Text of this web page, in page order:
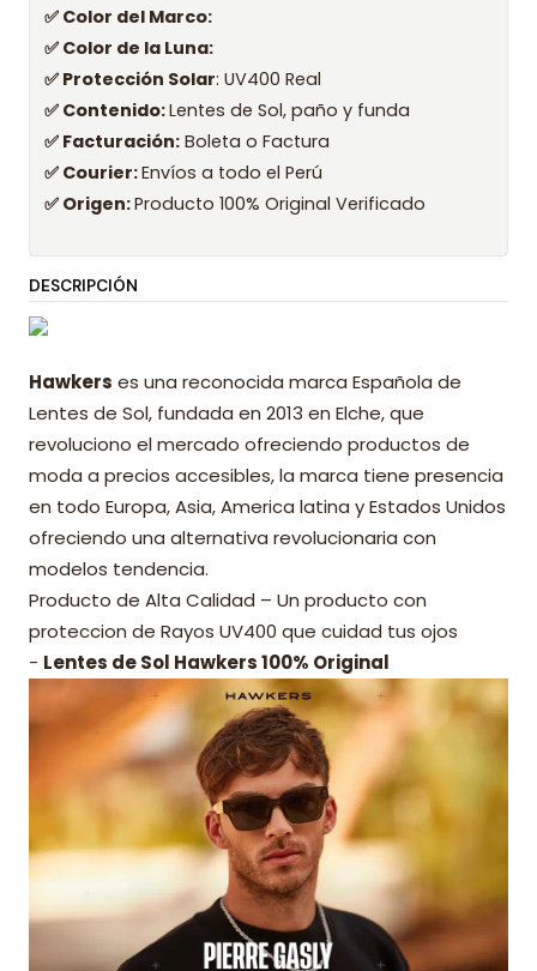
✅ Color del Marco:
✅ Color de la Luna:
✅ Protección Solar: UV400 Real
✅ Contenido:Lentes de Sol, paño y funda
✅ Facturación: Boleta o Factura
✅ Courier:Envíos a todo el Perú
✅ Origen:Producto 100% Original Verificado
DESCRIPCIÓN
Hawkers es una reconocida marca Española de
Lentes de Sol, fundada en 2013 en Elche, que
revoluciono el mercado ofreciendo productos de
moda a precios accesibles, la marca tiene presencia
en todo Europa, Asia, America latina y Estados Unidos
ofreciendo una alternativa revolucionaria con
modelos tendencia.
Producto de Alta Calidad – Un producto con
proteccion de Rayos UV400 que cuidad tus ojos
- Lentes de Sol Hawkers 100% Original